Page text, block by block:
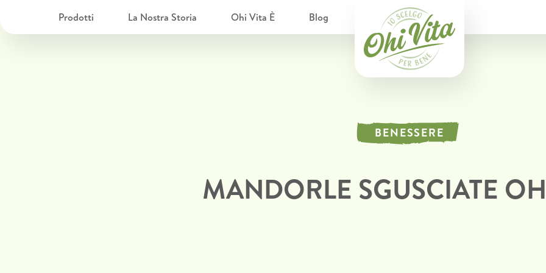
Prodotti La Nostra Storia Ohi Vita È Blog
BENESSERE
MANDORLE SGUSCIATE